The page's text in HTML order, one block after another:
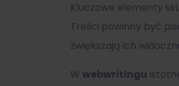
Kluczowe elementy
Treści powinny być
zwiększają ich
W webwritingu